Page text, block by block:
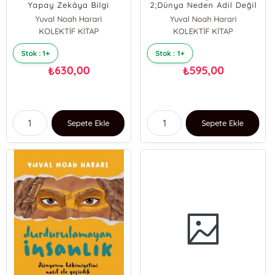
Yapay Zekâya Bilgi
Ağlarının Kısa Tarihi
Yuval Noah Harari
KOLEKTİF KİTAP
Stok : 1+
₺630,00
Sepete Ekle
2;Dünya Neden Adil Değil
Yuval Noah Harari
KOLEKTİF KİTAP
Stok : 1+
₺595,00
Sepete Ekle